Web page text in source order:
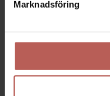
Marknadsföring